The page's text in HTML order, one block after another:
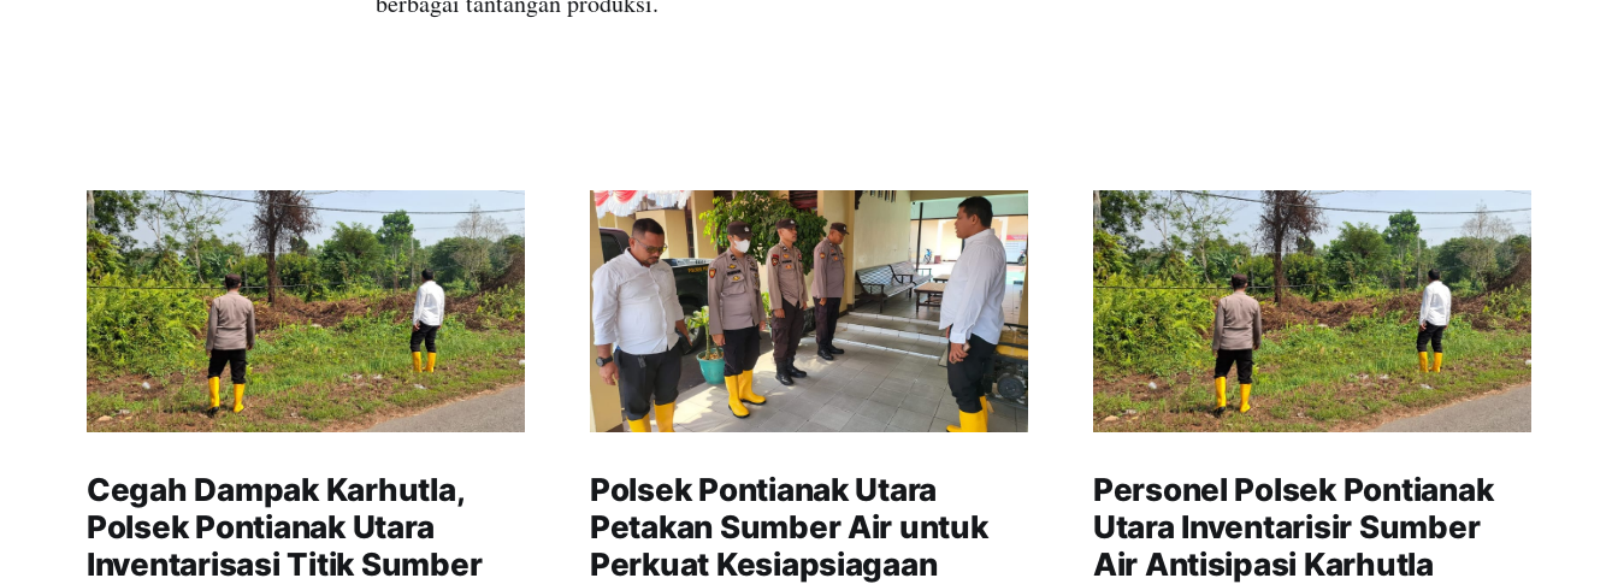
Cegah Dampak Karhutla,
Polsek Pontianak Utara
Inventarisasi Titik Sumber
Polsek Pontianak Utara
Petakan Sumber Air untuk
Perkuat Kesiapsiagaan
Personel Polsek Pontianak
Utara Inventarisir Sumber
Air Antisipasi Karhutla